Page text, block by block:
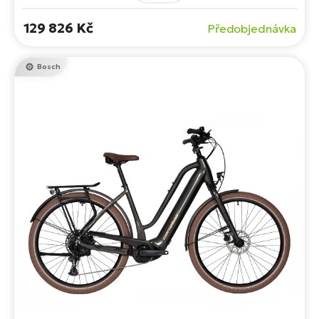
129 826 Kč Předobjednávka
Bosch